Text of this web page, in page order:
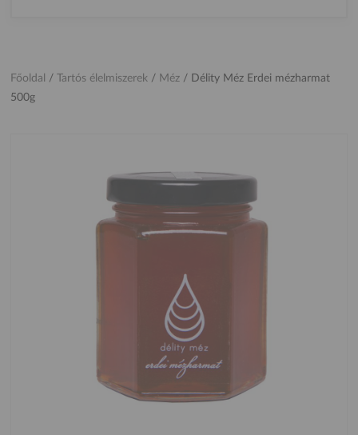
Főoldal / Tartós élelmiszerek / Méz / Délity Méz Erdei mézharmat
500g